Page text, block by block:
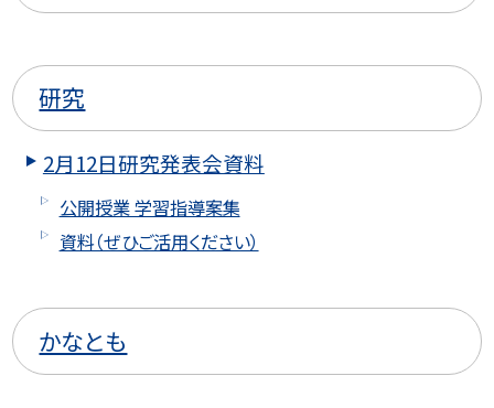
研究
2月12日研究発表会資料
公開授業 学習指導案集
資料（ぜひご活用ください）
かなとも